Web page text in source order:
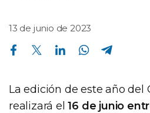
13 de junio de 2023
Compartir en Facebook Compartir en Twitter Compartir en Linkedin Compartir en Whatsapp
La edición de este año del
realizará el16 de junio